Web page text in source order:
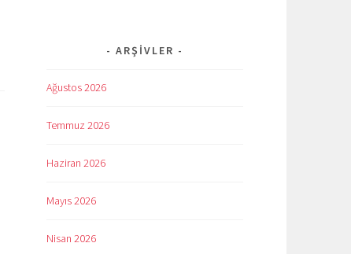
ARŞIVLER
Ağustos 2026
Temmuz 2026
Haziran 2026
Mayıs 2026
Nisan 2026